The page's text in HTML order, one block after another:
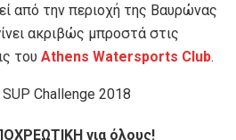
από την περιοχή της Βαυρώνας
ακριβώς μπροστά στις
του Athens Watersports Club.
για όλους!